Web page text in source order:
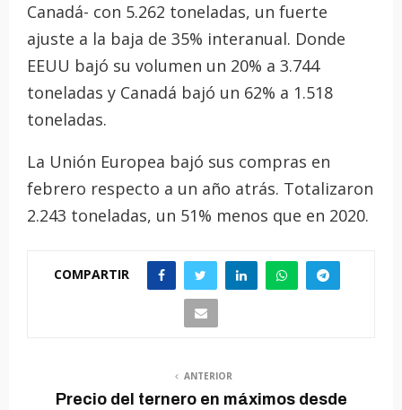
Canadá- con 5.262 toneladas, un fuerte
ajuste a la baja de 35% interanual. Donde
EEUU bajó su volumen un 20% a 3.744
toneladas y Canadá bajó un 62% a 1.518
toneladas.
La Unión Europea bajó sus compras en
febrero respecto a un año atrás. Totalizaron
2.243 toneladas, un 51% menos que en 2020.
COMPARTIR
ANTERIOR
Precio del ternero en máximos desde